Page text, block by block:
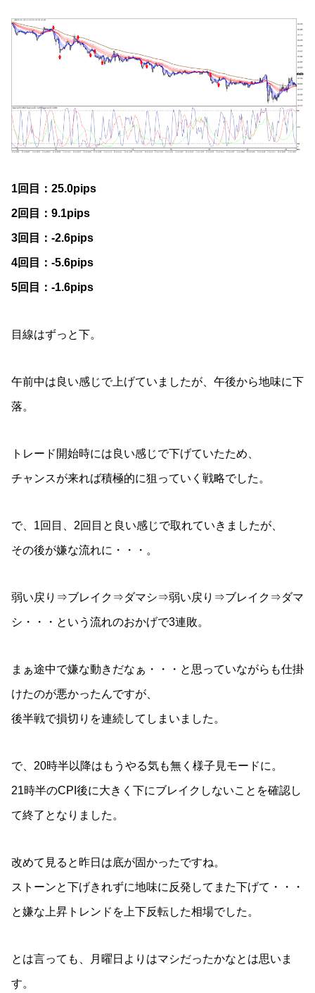
1回目：25.0pips
2回目：9.1pips
3回目：-2.6pips
4回目：-5.6pips
5回目：-1.6pips
目線はずっと下。
午前中は良い感じで上げていましたが、午後から地味に下
落。
トレード開始時には良い感じで下げていたため、
チャンスが来れば積極的に狙っていく戦略でした。
で、1回目、2回目と良い感じで取れていきましたが、
その後が嫌な流れに・・・。
弱い戻り⇒ブレイク⇒ダマシ⇒弱い戻り⇒ブレイク⇒ダマ
シ・・・という流れのおかげで3連敗。
まぁ途中で嫌な動きだなぁ・・・と思っていながらも仕掛
けたのが悪かったんですが、
後半戦で損切りを連続してしまいました。
で、20時半以降はもうやる気も無く様子見モードに。
21時半のCPI後に大きく下にブレイクしないことを確認し
て終了となりました。
改めて見ると昨日は底が固かったですね。
ストーンと下げきれずに地味に反発してまた下げて・・・
と嫌な上昇トレンドを上下反転した相場でした。
とは言っても、月曜日よりはマシだったかなとは思いま
す。